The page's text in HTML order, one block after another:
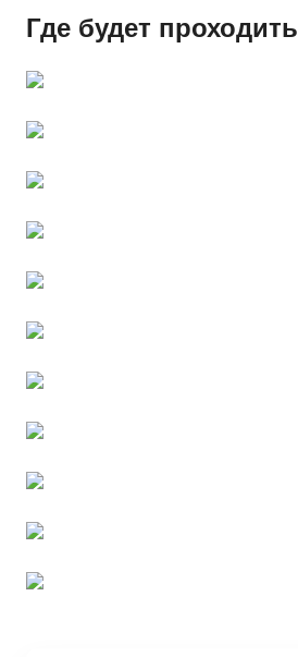
Где будет проходить